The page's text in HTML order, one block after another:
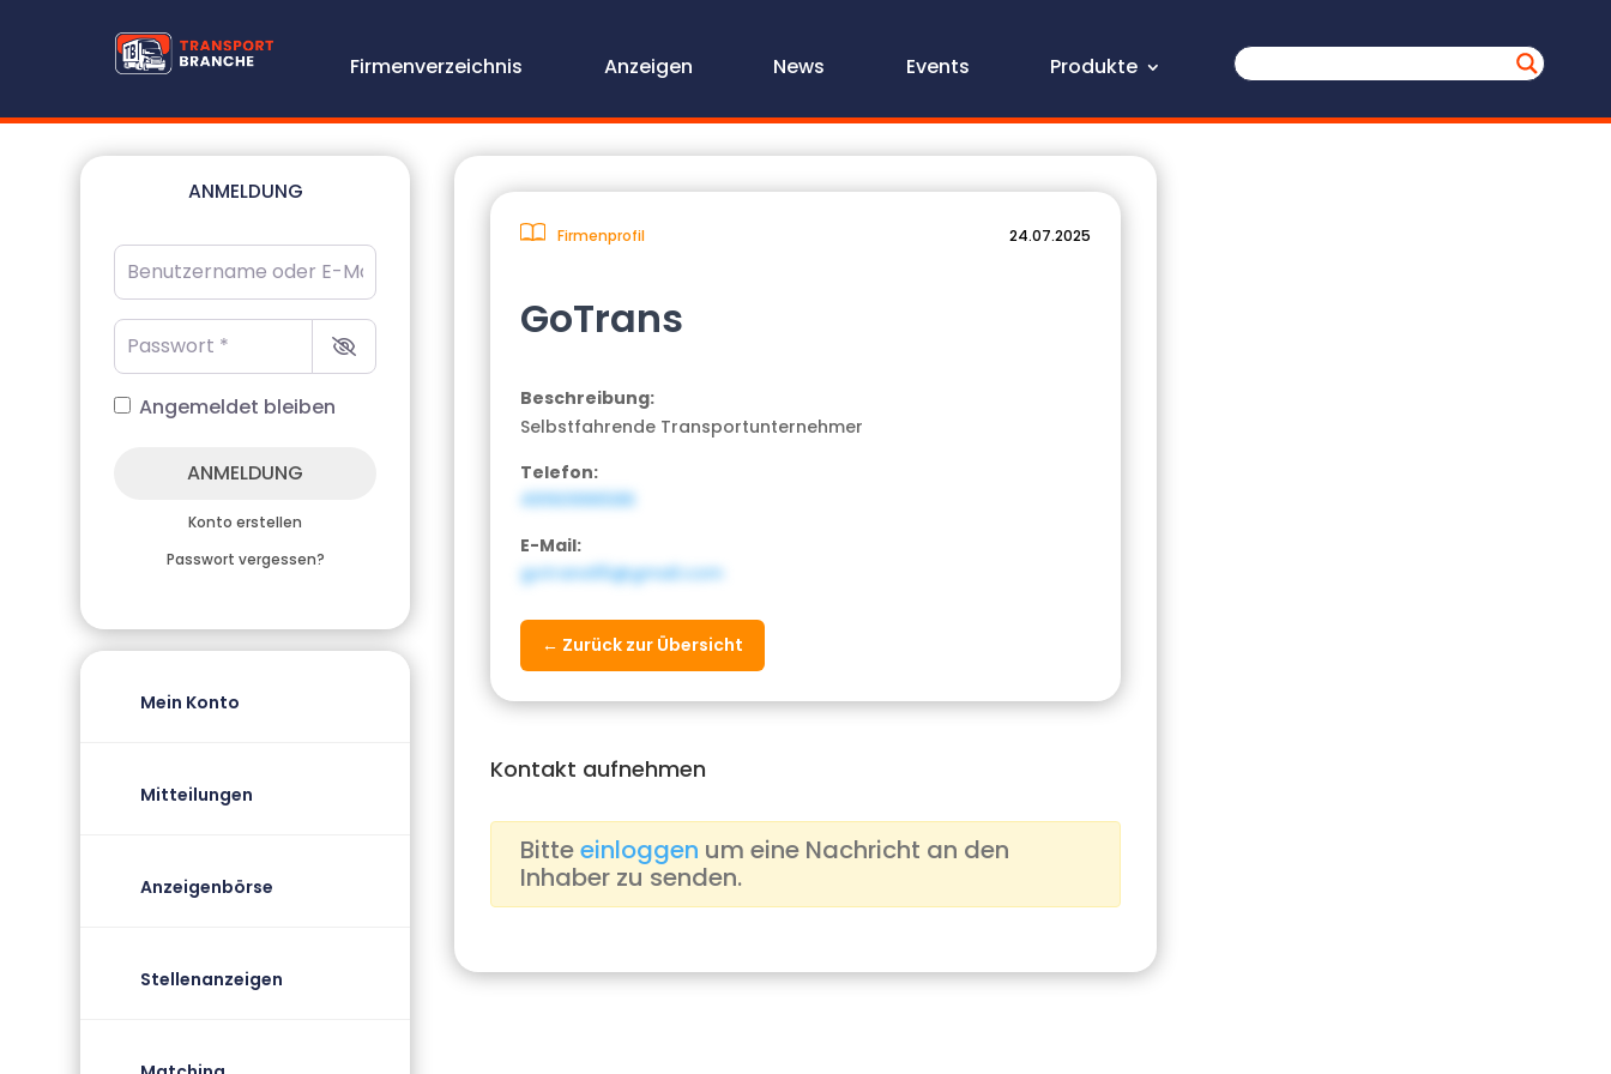
Firmenverzeichnis Anzeigen News Events Produkte
ANMELDUNG
Benutzername oder E-Mail-Adresse
Passwort
Angemeldet bleiben
ANMELDUNG
Konto erstellen
Passwort vergessen?
Mein Konto
Mitteilungen
Anzeigenbörse
Stellenanzeigen
Firmenprofil 24.07.2025
GoTrans
Beschreibung:
Selbstfahrende Transportunternehmer
Telefon:
49160996586
E-Mail:
gotrans65@gmail.com
← Zurück zur Übersicht
Kontakt aufnehmen
Bitteeinloggen um eine Nachricht an den
Inhaber zu senden.